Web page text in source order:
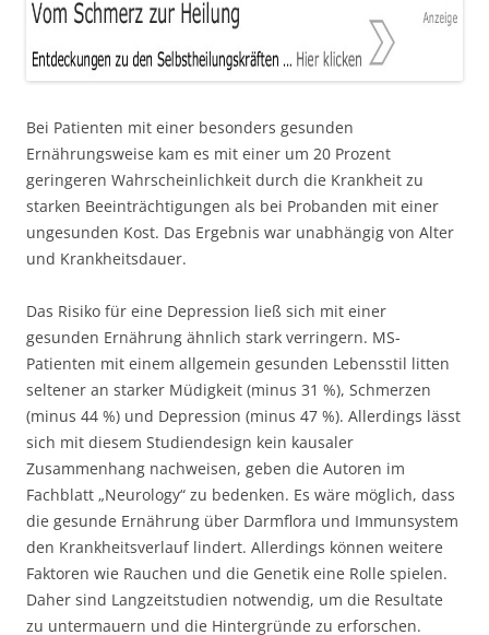
Bei Patienten mit einer besonders gesunden
Ernährungsweise kam es mit einer um 20 Prozent
geringeren Wahrscheinlichkeit durch die Krankheit zu
starken Beeinträchtigungen als bei Probanden mit einer
ungesunden Kost. Das Ergebnis war unabhängig von Alter
und Krankheitsdauer.
Das Risiko für eine Depression ließ sich mit einer
gesunden Ernährung ähnlich stark verringern. MS-
Patienten mit einem allgemein gesunden Lebensstil litten
seltener an starker Müdigkeit (minus 31 %), Schmerzen
(minus 44 %) und Depression (minus 47 %). Allerdings lässt
sich mit diesem Studiendesign kein kausaler
Zusammenhang nachweisen, geben die Autoren im
Fachblatt „Neurology“ zu bedenken. Es wäre möglich, dass
die gesunde Ernährung über Darmflora und Immunsystem
den Krankheitsverlauf lindert. Allerdings können weitere
Faktoren wie Rauchen und die Genetik eine Rolle spielen.
Daher sind Langzeitstudien notwendig, um die Resultate
zu untermauern und die Hintergründe zu erforschen.